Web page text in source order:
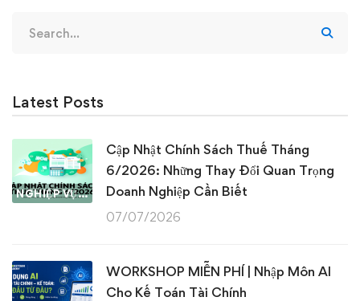
for:
Latest Posts
NGHIỆP VỤ KẾ TOÁN & THUẾ
Cập Nhật Chính Sách Thuế Tháng
6/2026: Những Thay Đổi Quan Trọng
Doanh Nghiệp Cần Biết
07/07/2026
WORKSHOP MIỄN PHÍ | Nhập Môn AI
Cho Kế Toán Tài Chính